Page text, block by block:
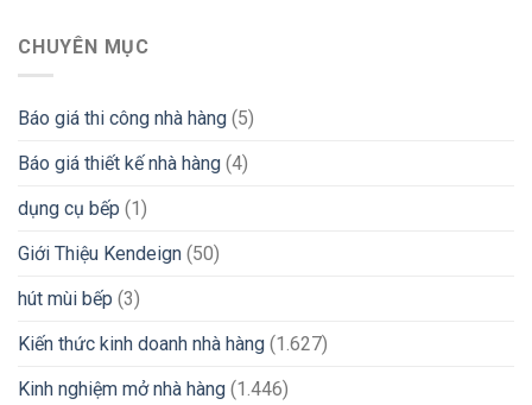
CHUYÊN MỤC
Báo giá thi công nhà hàng (5)
Báo giá thiết kế nhà hàng (4)
dụng cụ bếp (1)
Giới Thiệu Kendeign (50)
hút mùi bếp (3)
Kiến thức kinh doanh nhà hàng (1.627)
Kinh nghiệm mở nhà hàng (1.446)